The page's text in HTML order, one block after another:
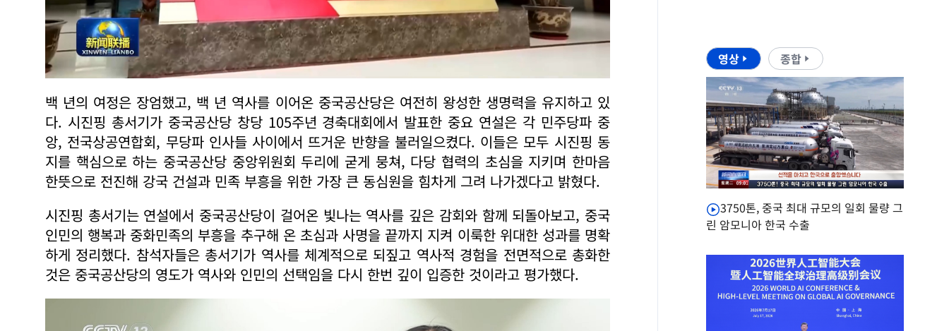
백 년의 여정은 장엄했고, 백 년 역사를 이어온 중국공산당은 여전히 왕성한 생명력을 유지하고 있
다. 시진핑 총서기가 중국공산당 창당 105주년 경축대회에서 발표한 중요 연설은 각 민주당파 중
앙, 전국상공연합회, 무당파 인사들 사이에서 뜨거운 반향을 불러일으켰다. 이들은 모두 시진핑 동
지를 핵심으로 하는 중국공산당 중앙위원회 두리에 굳게 뭉쳐, 다당 협력의 초심을 지키며 한마음
한뜻으로 전진해 강국 건설과 민족 부흥을 위한 가장 큰 동심원을 힘차게 그려 나가겠다고 밝혔다.
시진핑 총서기는 연설에서 중국공산당이 걸어온 빛나는 역사를 깊은 감회와 함께 되돌아보고, 중국
인민의 행복과 중화민족의 부흥을 추구해 온 초심과 사명을 끝까지 지켜 이룩한 위대한 성과를 명확
하게 정리했다. 참석자들은 총서기가 역사를 체계적으로 되짚고 역사적 경험을 전면적으로 총화한
것은 중국공산당의 영도가 역사와 인민의 선택임을 다시 한번 깊이 입증한 것이라고 평가했다.
영상 종합
3750톤, 중국 최대 규모의 일회 물량 그
린 암모니아 한국 수출